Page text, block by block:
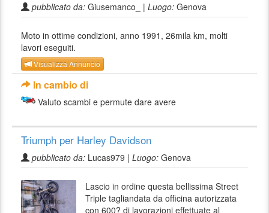
pubblicato da: Giusemanco_ | Luogo: Genova
Moto in ottime condizioni, anno 1991, 26mila km, molti
lavori eseguiti.
Visualizza Annuncio
In cambio di
Valuto scambi e permute dare avere
Triumph per Harley Davidson
pubblicato da: Lucas979 | Luogo: Genova
Lascio in ordine questa bellissima Street
Triple tagliandata da officina autorizzata
con 600? di lavorazioni effettuate al